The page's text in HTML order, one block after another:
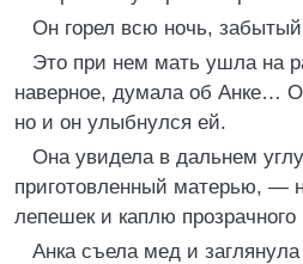
Он горел всю ночь,
Это при нем мать ушла на
наверное, думала об Анке…
но и он улыбнулся ей.
Она увидела в дальнем
приготовленный матерью, —
лепешек и каплю
Анка съела мед и